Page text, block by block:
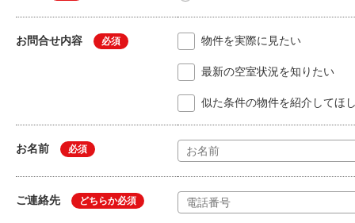
お問合せ内容 必須 物件を実際に見たい
最新の空室状況を知りたい
似た条件の物件を紹介してほ
お名前 必須
ご連絡先 どちらか必須